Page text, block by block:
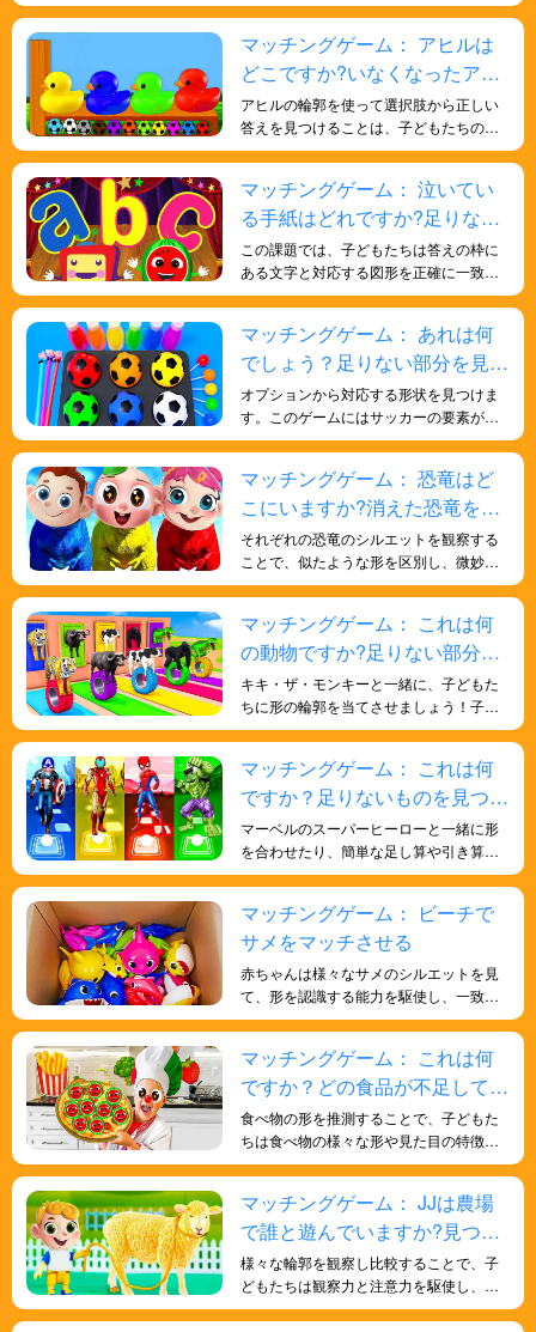
要素が組み込まれており、楽しくエキサ
たちの知能を向上させます。
マッチングゲーム： アヒルは
どこですか?いなくなったアヒ
ルを探そう！
アヒルの輪郭を使って選択肢から正しい
答えを見つけることは、子どもたちの形
状認識能力を鍛え、色に対する感受性を
得るのに役立ちます。
マッチングゲーム： 泣いてい
る手紙はどれですか?足りない
部分を見つけよう！
この課題では、子どもたちは答えの枠に
ある文字と対応する図形を正確に一致さ
せる必要があります。これは、手と目の
す。図形と文字を一致させることで、子
どもたちは学んだ文字の概念を実際の物
や環境に適用することができます。この
能力は抽象的推論と呼ばれ、認知発達に
おいて重要な部分です。文字の抽象的な
形を具体的な物の形と結びつけること
で、子どもたちは文字と物とのつながり
を構築します。このつながりは、子ども
たちが文字記号の認識、読み書きなど、
日常生活で文字を応用するのに役立ちま
す。
マッチングゲーム： あれは何
でしょう？足りない部分を見つ
けよう！
オプションから対応する形状を見つけま
す。このゲームにはサッカーの要素が組
み込まれており、形状とサッカーの学習
マッチングゲーム： 恐竜はど
こにいますか?消えた恐竜を探
そう！
それぞれの恐竜のシルエットを観察する
ことで、似たような形を区別し、微妙な
違いに気づくようになります。科学的な
る楽しい方法です。
マッチングゲーム： これは何
の動物ですか?足りない部分を
見つけよう！
キキ・ザ・モンキーと一緒に、子どもた
ちに形の輪郭を当てさせましょう！子ど
もたちの人生に関する一般的な知識と、
ちます。遊びを通して子どもたちに知識
を学ばせましょう。
マッチングゲーム： これは何
ですか？足りないものを見つけ
よう!
マーベルのスーパーヒーローと一緒に形
を合わせたり、簡単な足し算や引き算を
練習したりしながら数学を学ぶと、子ど
数学的スキルが強化され、脳が鍛えら
れ、より賢くなります。
マッチングゲーム： ビーチで
サメをマッチさせる
赤ちゃんは様々なサメのシルエットを見
て、形を認識する能力を駆使し、一致す
るサメを見つけます。このゲームは、子
達に役立ちます。
マッチングゲーム： これは何
ですか？どの食品が不足してい
ますか?見つけてみましょう!
食べ物の形を推測することで、子どもた
ちは食べ物の様々な形や見た目の特徴を
学ぶことができます。これは、子どもた
の健康効果を理解するのに役立ちます。
様々な野菜、果物、穀物などの食品の形
を学び、健康的な食生活への興味と意識
を育むことができます。
マッチングゲーム： JJは農場
で誰と遊んでいますか?見つけ
てみましょう!
様々な輪郭を観察し比較することで、子
どもたちは観察力と注意力を駆使し、正
しい動物の形を見極める必要がありま